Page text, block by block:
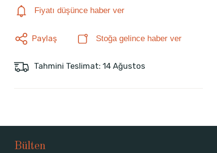
Fiyatı düşünce haber ver
Paylaş Stoğa gelince haber ver
Tahmini Teslimat: 14 Ağustos
Bülten